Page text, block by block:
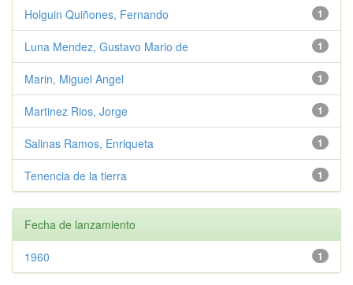
1
Holguin Quiñones, Fernando
1
Luna Mendez, Gustavo Mario de
1
Marin, Miguel Angel
1
Martinez Rios, Jorge
1
Salinas Ramos, Enriqueta
1
Tenencia de la tierra
Fecha de lanzamiento
1
1960